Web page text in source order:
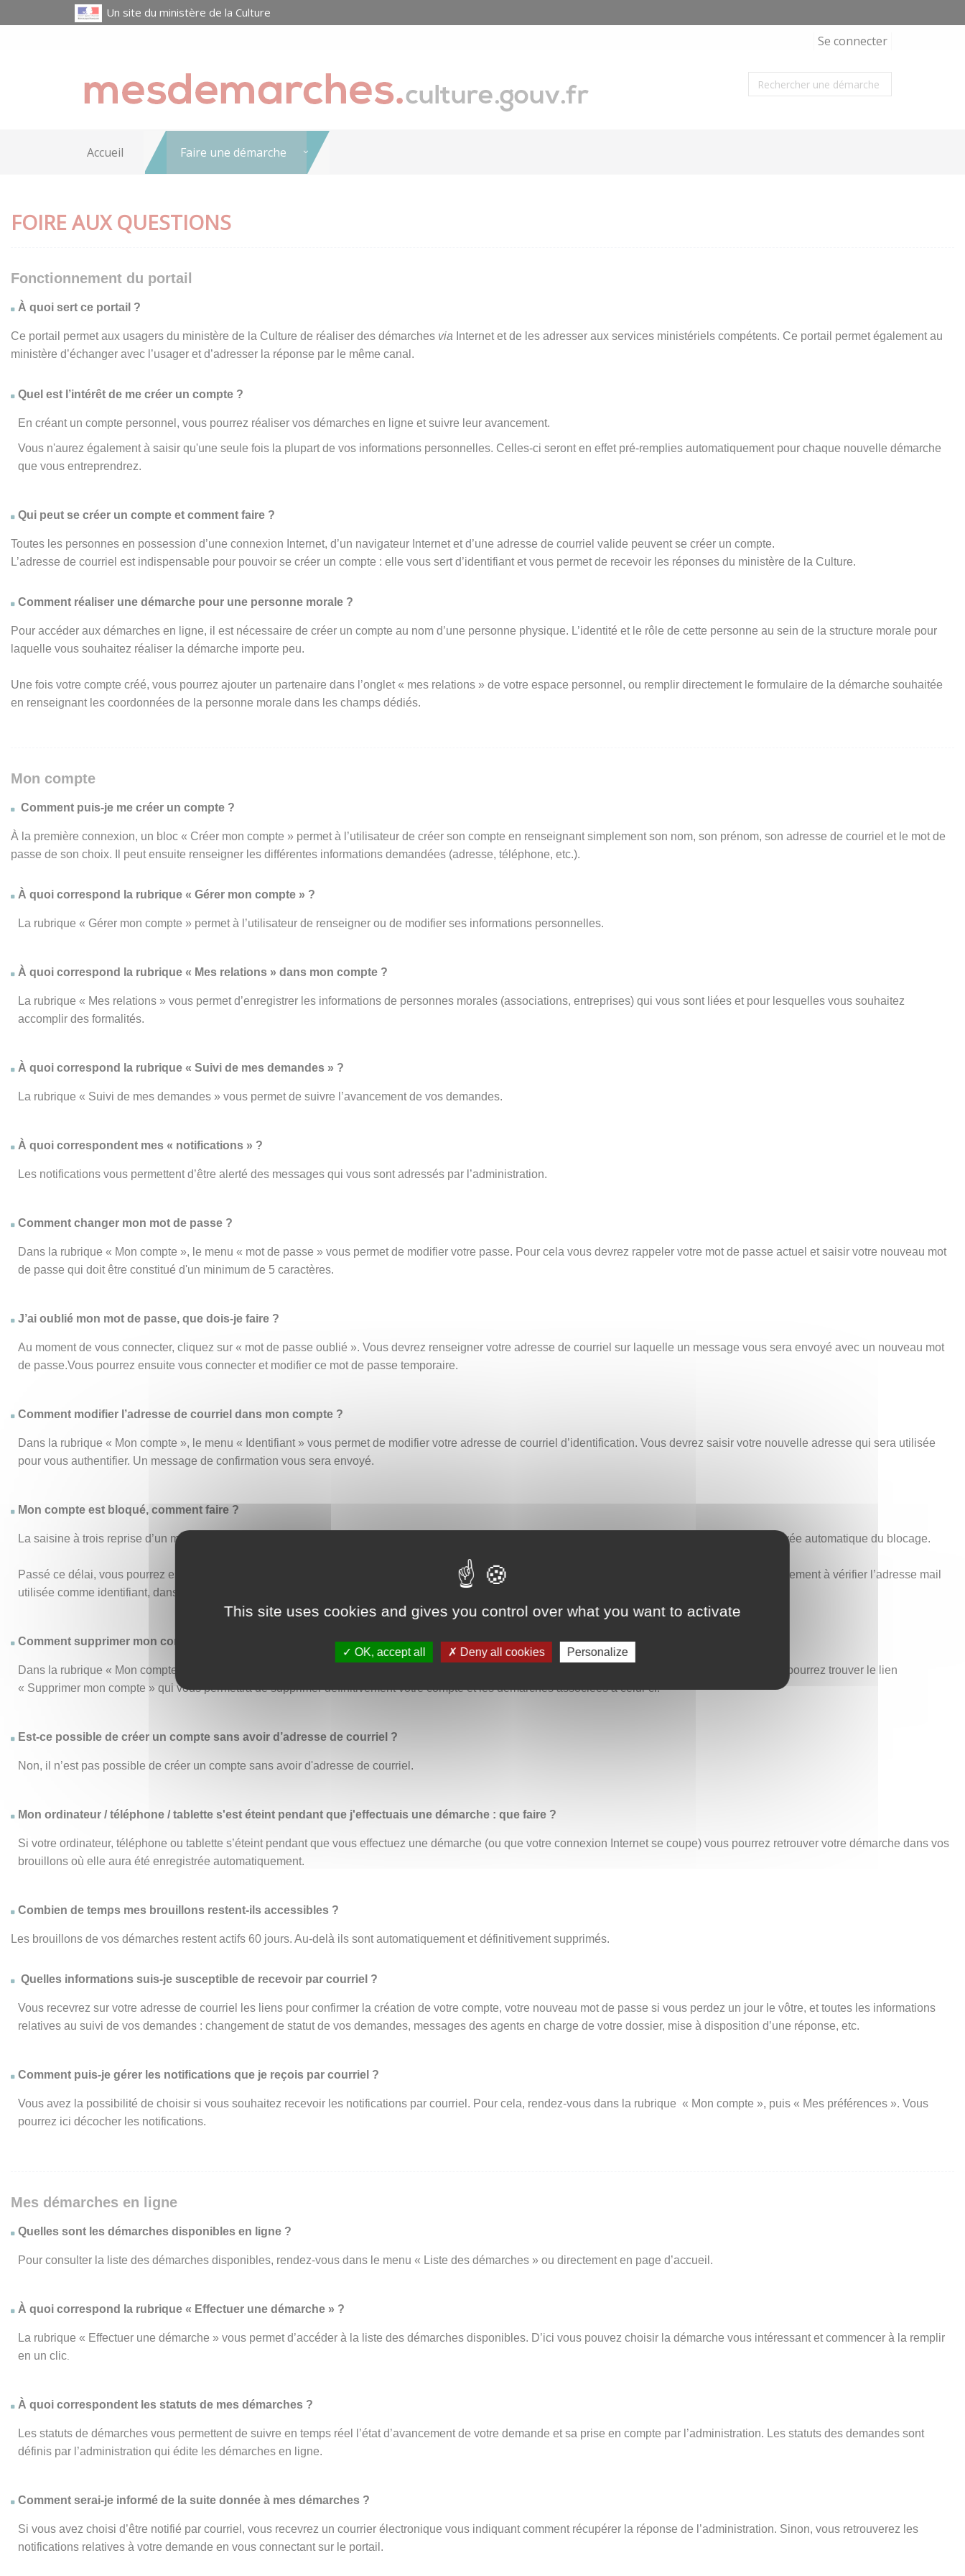
This site uses cookies and gives you control over what you want to activate
OK, accept all Deny all cookies Personalize
Un site du ministère de la Culture
Se connecter
Accueil Faire une démarche
FOIRE AUX QUESTIONS
Fonctionnement du portail
À quoi sert ce portail ?
Ce portail permet aux usagers du ministère de la Culture de réaliser des démarches via Internet et de les adresser aux services ministériels compétents. Ce portail permet également au
ministère d’échanger avec l’usager et d’adresser la réponse par le même canal.
Quel est l’intérêt de me créer un compte ?
En créant un compte personnel, vous pourrez réaliser vos démarches en ligne et suivre leur avancement.
Vous n'aurez également à saisir qu'une seule fois la plupart de vos informations personnelles. Celles-ci seront en effet pré-remplies automatiquement pour chaque nouvelle démarche
que vous entreprendrez.
Qui peut se créer un compte et comment faire ?
Toutes les personnes en possession d’une connexion Internet, d’un navigateur Internet et d’une adresse de courriel valide peuvent se créer un compte.
L’adresse de courriel est indispensable pour pouvoir se créer un compte : elle vous sert d’identifiant et vous permet de recevoir les réponses du ministère de la Culture.
Comment réaliser une démarche pour une personne morale ?
Pour accéder aux démarches en ligne, il est nécessaire de créer un compte au nom d’une personne physique. L’identité et le rôle de cette personne au sein de la structure morale pour
laquelle vous souhaitez réaliser la démarche importe peu.
Une fois votre compte créé, vous pourrez ajouter un partenaire dans l’onglet « mes relations » de votre espace personnel, ou remplir directement le formulaire de la démarche souhaitée
en renseignant les coordonnées de la personne morale dans les champs dédiés.
Mon compte
Comment puis-je me créer un compte ?
À la première connexion, un bloc « Créer mon compte » permet à l’utilisateur de créer son compte en renseignant simplement son nom, son prénom, son adresse de courriel et le mot de
passe de son choix. Il peut ensuite renseigner les différentes informations demandées (adresse, téléphone, etc.).
À quoi correspond la rubrique « Gérer mon compte » ?
La rubrique « Gérer mon compte » permet à l’utilisateur de renseigner ou de modifier ses informations personnelles.
À quoi correspond la rubrique « Mes relations » dans mon compte ?
La rubrique « Mes relations » vous permet d’enregistrer les informations de personnes morales (associations, entreprises) qui vous sont liées et pour lesquelles vous souhaitez
accomplir des formalités.
À quoi correspond la rubrique « Suivi de mes demandes » ?
La rubrique « Suivi de mes demandes » vous permet de suivre l’avancement de vos demandes.
À quoi correspondent mes « notifications » ?
Les notifications vous permettent d’être alerté des messages qui vous sont adressés par l’administration.
Comment changer mon mot de passe ?
Dans la rubrique « Mon compte », le menu « mot de passe » vous permet de modifier votre passe. Pour cela vous devrez rappeler votre mot de passe actuel et saisir votre nouveau mot
de passe qui doit être constitué d'un minimum de 5 caractères.
J’ai oublié mon mot de passe, que dois-je faire ?
Au moment de vous connecter, cliquez sur « mot de passe oublié ». Vous devrez renseigner votre adresse de courriel sur laquelle un message vous sera envoyé avec un nouveau mot
de passe.Vous pourrez ensuite vous connecter et modifier ce mot de passe temporaire.
Comment modifier l’adresse de courriel dans mon compte ?
Dans la rubrique « Mon compte », le menu « Identifiant » vous permet de modifier votre adresse de courriel d’identification. Vous devrez saisir votre nouvelle adresse qui sera utilisée
pour vous authentifier. Un message de confirmation vous sera envoyé.
Mon compte est bloqué, comment faire ?
La saisine à trois reprise d’un mot de passe ou d’un identifiant erroné bloque automatiquement le compte. Un délai de 30 minutes est nécessaire à la levée automatique du blocage.
Passé ce délai, vous pourrez essayer de vous connecter de nouveau ou demander la réinitialisation de votre mot de passe (voir ci-dessus). Pensez également à vérifier l’adresse mail
utilisée comme identifiant, dans vos anciens accusés de réception par exemple, afin de vous assurer que celle-ci ne contient aucune erreur.
Comment supprimer mon compte ?
Dans la rubrique « Mon compte », le menu « Mon compte » vous permet de modifier toutes vos informations personnelles. C’est également ici que vous pourrez trouver le lien
« Supprimer mon compte » qui vous permettra de supprimer définitivement votre compte et les démarches associées à celui-ci.
Est-ce possible de créer un compte sans avoir d’adresse de courriel ?
Non, il n’est pas possible de créer un compte sans avoir d'adresse de courriel.
Mon ordinateur / téléphone / tablette s'est éteint pendant que j'effectuais une démarche : que faire ?
Si votre ordinateur, téléphone ou tablette s’éteint pendant que vous effectuez une démarche (ou que votre connexion Internet se coupe) vous pourrez retrouver votre démarche dans vos
brouillons où elle aura été enregistrée automatiquement.
Combien de temps mes brouillons restent-ils accessibles ?
Les brouillons de vos démarches restent actifs 60 jours. Au-delà ils sont automatiquement et définitivement supprimés.
Quelles informations suis-je susceptible de recevoir par courriel ?
Vous recevrez sur votre adresse de courriel les liens pour confirmer la création de votre compte, votre nouveau mot de passe si vous perdez un jour le vôtre, et toutes les informations
relatives au suivi de vos demandes : changement de statut de vos demandes, messages des agents en charge de votre dossier, mise à disposition d’une réponse, etc.
Comment puis-je gérer les notifications que je reçois par courriel ?
Vous avez la possibilité de choisir si vous souhaitez recevoir les notifications par courriel. Pour cela, rendez-vous dans la rubrique « Mon compte », puis « Mes préférences ». Vous
pourrez ici décocher les notifications.
Mes démarches en ligne
Quelles sont les démarches disponibles en ligne ?
Pour consulter la liste des démarches disponibles, rendez-vous dans le menu « Liste des démarches » ou directement en page d’accueil.
À quoi correspond la rubrique « Effectuer une démarche » ?
La rubrique « Effectuer une démarche » vous permet d’accéder à la liste des démarches disponibles. D’ici vous pouvez choisir la démarche vous intéressant et commencer à la remplir
en un clic
À quoi correspondent les statuts de mes démarches ?
Les statuts de démarches vous permettent de suivre en temps réel l’état d’avancement de votre demande et sa prise en compte par l’administration. Les statuts des demandes sont
définis par l’administration qui édite les démarches en ligne.
Comment serai-je informé de la suite donnée à mes démarches ?
Si vous avez choisi d’être notifié par courriel, vous recevrez un courrier électronique vous indiquant comment récupérer la réponse de l’administration. Sinon, vous retrouverez les
notifications relatives à votre demande en vous connectant sur le portail.